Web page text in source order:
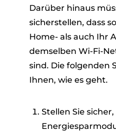
Darüber hinaus
sicherstellen, dass
Home- als auch Ihr
demselben Wi-Fi-
sind. Die folgenden
Ihnen, wie es geht.
Stellen Sie